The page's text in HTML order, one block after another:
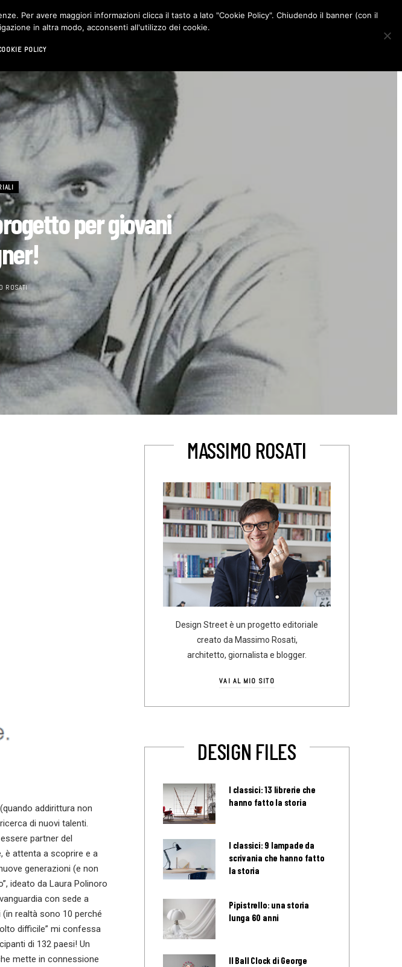
TECH CHI SIAMO CONTATTI
o
g
r
d
per giovani
ROSATI
addirittura non
di nuovi talenti.
partner del
è attenta a scoprire e a
generazioni (e non
ideato da Laura Polinoro
con sede a
realtà sono 10 perché
difficile” mi confessa
di 132 paesi! Un
mette in connessione
MASSIMO ROSATI
Design Street è un progetto editoriale
creato da Massimo Rosati,
architetto, giornalista e blogger.
VAI AL MIO SITO
DESIGN FILES
I classici: 13 librerie che
hanno fatto la storia
I classici: 9 lampade da
scrivania che hanno fatto
la storia
Pipistrello: una storia
lunga 60 anni
Il Ball Clock di George
Per avere maggiori informazioni clicca il tasto a lato "Cookie Policy". Chiudendo il banner (con il
in altra modo, acconsenti all'utilizzo dei cookie.
POLICY